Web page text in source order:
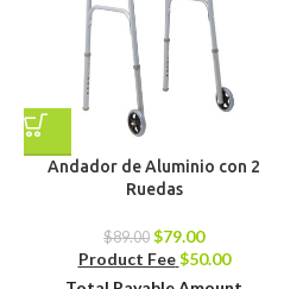
Andador de Aluminio con 2
Ruedas
$89.00 $79.00
Product Fee $50.00